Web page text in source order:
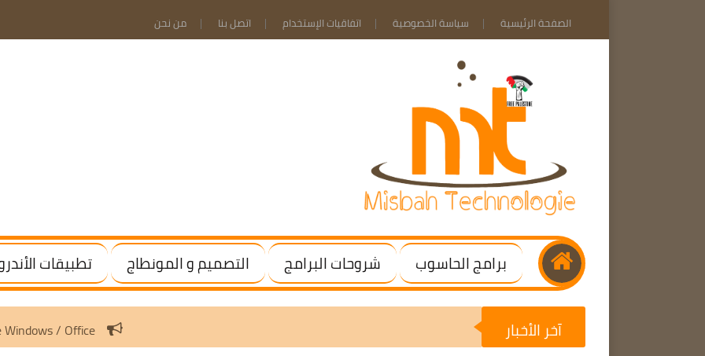
الصفحة الرئيسية سياسة الخصوصية اتفاقيات الإستخدام اتصل بنا من نحن
برامج الحاسوب شروحات البرامج التصميم و المونطاج تطبيقات
آخر الأخبار | Activate Windows / Office